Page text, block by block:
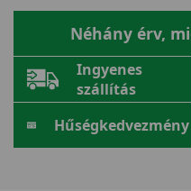
Néhány érv,
Ingyenes
szállítás
Hűségkedvezmény